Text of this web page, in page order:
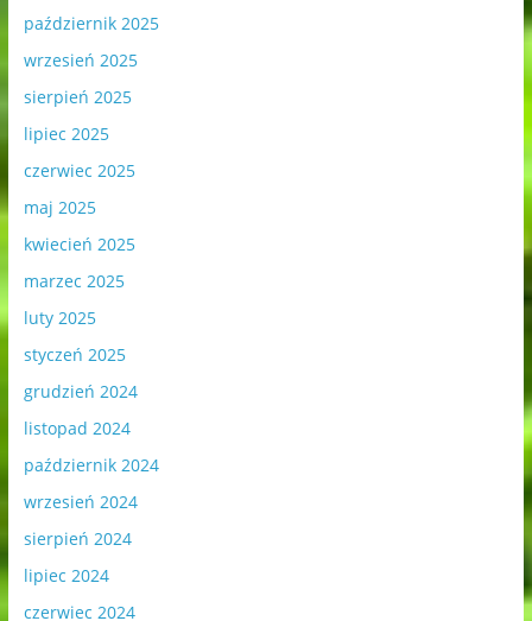
październik 2025
wrzesień 2025
sierpień 2025
lipiec 2025
czerwiec 2025
maj 2025
kwiecień 2025
marzec 2025
luty 2025
styczeń 2025
grudzień 2024
listopad 2024
październik 2024
wrzesień 2024
sierpień 2024
lipiec 2024
czerwiec 2024